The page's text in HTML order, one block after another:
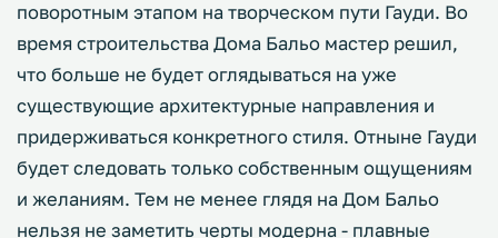
поворотным этапом на творческом пути Гауди. Во
время строительства Дома Бальо мастер решил,
что больше не будет оглядываться на уже
существующие архитектурные направления и
придерживаться конкретного стиля. Отныне Гауди
будет следовать только собственным ощущениям
и желаниям. Тем не менее глядя на Дом Бальо
нельзя не заметить черты модерна - плавные